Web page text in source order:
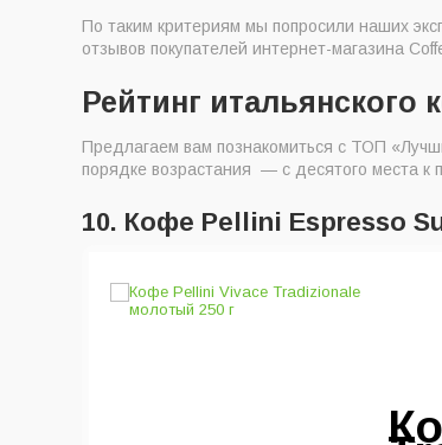
По таким критериям мы попросили наших
отзывов покупателей интернет-магазина
Рейтинг итальянского
Предлагаем вам познакомиться с ТОП
порядке возрастания — с десятого места к
10. Кофе Pellini Espresso